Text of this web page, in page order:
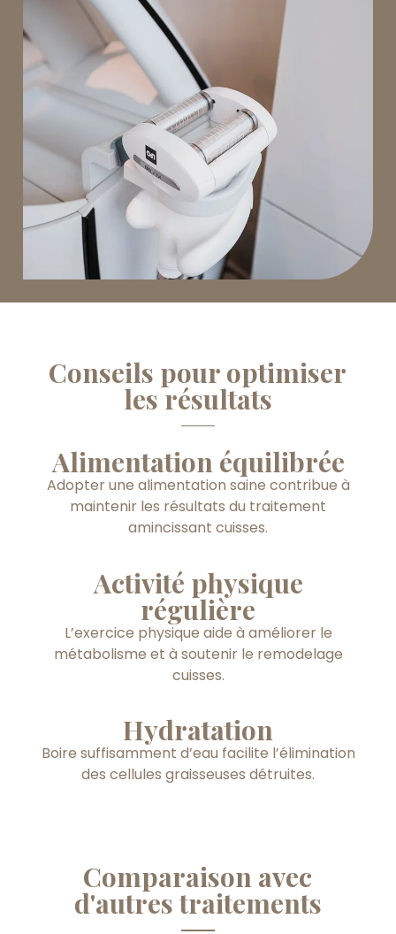
Conseils pour optimiser
les résultats
Alimentation équilibrée
Adopter une alimentation saine contribue à
maintenir les résultats du traitement
amincissant cuisses.
Activité physique
régulière
L’exercice physique aide à améliorer le
métabolisme et à soutenir le remodelage
cuisses.
Hydratation
Boire suffisamment d’eau facilite l’élimination
des cellules graisseuses détruites.
Comparaison avec
d'autres traitements